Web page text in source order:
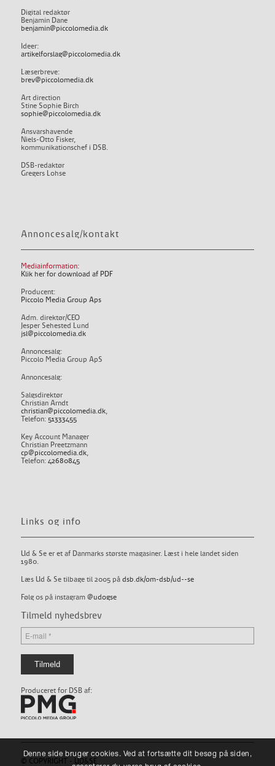
Digital redaktør
Benjamin Dane
benjamin@piccolomedia.dk
Ideer:
artikelforslag@piccolomedia.dk
Læserbreve:
brev@piccolomedia.dk
Art direction
Stine Sophie Birch
sophie@piccolomedia.dk
Ansvarshavende
Niels-Otto Fisker,
kommunikationschef i DSB.
DSB-redaktør
Gregers Lohse
Annoncesalg/kontakt
Mediainformation:
Klik her for download af PDF
Producent:
Piccolo Media Group Aps
Adm. direktør/CEO
Jesper Sehested Lund
jsl@piccolomedia.dk
Annoncesalg:
Piccolo Media Group ApS
Annoncesalg:
Salgsdirektør
Christian Arndt
christian@piccolomedia.dk,
Telefon: 51333455
Key Account Manager
Christian Preetzmann
cp@piccolomedia.dk,
Telefon: 42680845
Links og info
Ud & Se er et af Danmarks største magasiner. Læst i hele landet siden
1980.
Læs Ud & Se tilbage til 2005 på dsb.dk/om-dsb/ud--se
Følg os på instagram @udogse
Tilmeld nyhedsbrev
Produceret for DSB af:
© COPYRIGHT - UD&SE
Denne side bruger cookies. Ved at fortsætte dit besøg på siden,